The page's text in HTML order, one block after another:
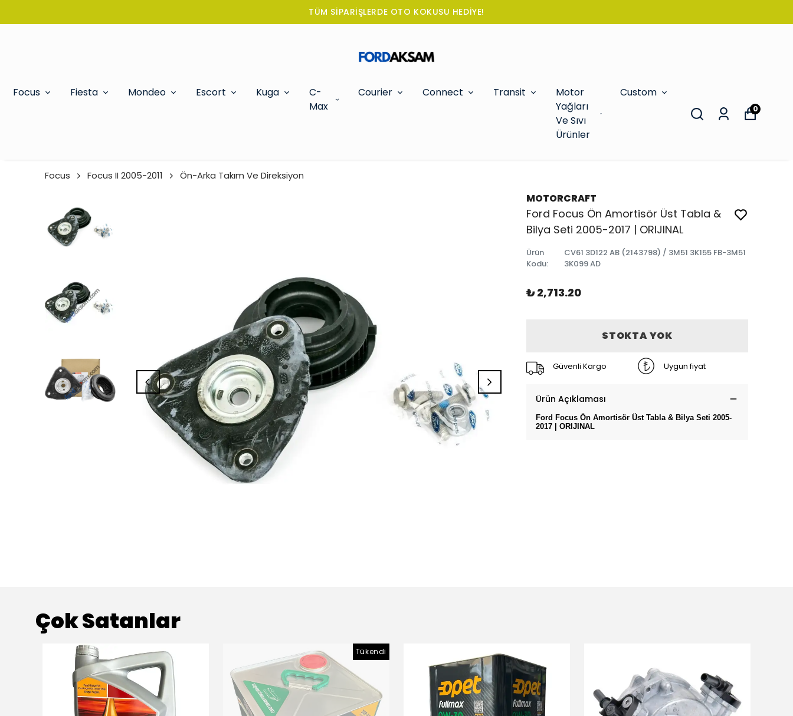
TÜM SİPARİŞLERDE OTO KOKUSU HEDİYE!
Focus Fiesta Mondeo Escort Kuga
C-
Max
Courier Connect Transit
Motor
Yağları
Ve Sıvı
Ürünler
Custom
0
Focus Focus II 2005-2011 Ön-Arka Takım Ve Direksiyon
MOTORCRAFT
Ford Focus Ön Amortisör Üst Tabla &
Bilya Seti 2005-2017 | ORIJINAL
Ürün
Kodu:
CV61 3D122 AB (2143798) / 3M51 3K155 FB-3M51
3K099 AD
₺ 2,713.20
STOKTA YOK
Güvenli Kargo Uygun fiyat
Ürün Açıklaması
Ford Focus Ön Amortisör Üst Tabla & Bilya Seti 2005-
2017 | ORIJINAL
Çok Satanlar
Tükendi